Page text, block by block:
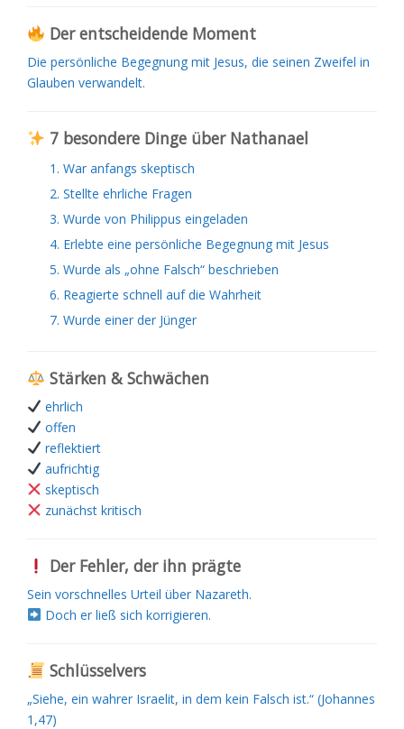
Der entscheidende Moment
Die persönliche Begegnung mit Jesus, die seinen Zweifel in
Glauben verwandelt.
7 besondere Dinge über Nathanael
War anfangs skeptisch
Stellte ehrliche Fragen
Wurde von Philippus eingeladen
Erlebte eine persönliche Begegnung mit Jesus
Wurde als „ohne Falsch“ beschrieben
Reagierte schnell auf die Wahrheit
Wurde einer der Jünger
Stärken & Schwächen
ehrlich
offen
reflektiert
aufrichtig
skeptisch
zunächst kritisch
Der Fehler, der ihn prägte
Sein vorschnelles Urteil über Nazareth.
Doch er ließ sich korrigieren.
Schlüsselvers
„Siehe, ein wahrer Israelit, in dem kein Falsch ist.“ (Johannes
1,47)